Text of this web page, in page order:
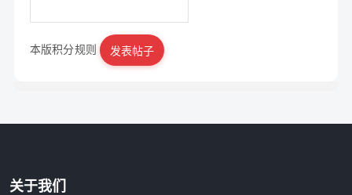
|立即注册
本版积分规则 发表帖子
关于我们